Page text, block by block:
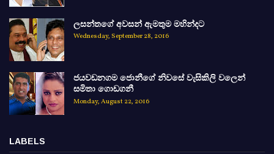
ලසන්තගේ අවසන් ඇමතුම මහින්දට
Wednesday, September 28, 2016
ජයවඩනගම ජොනීගේ නිවසේ වැසිකිලි වලෙන්
සමිතා ගොඩගනී
Monday, August 22, 2016
LABELS